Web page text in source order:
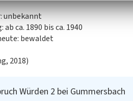
unbekannt
ab ca. 1890 bis ca. 1940
bewaldet
2018)
Würden 2 bei Gummersbach